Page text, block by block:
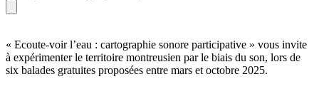
« Ecoute-voir l’eau : cartographie sonore participative » vous invite
à expérimenter le territoire montreusien par le biais du son, lors de
six balades gratuites proposées entre mars et octobre 2025.